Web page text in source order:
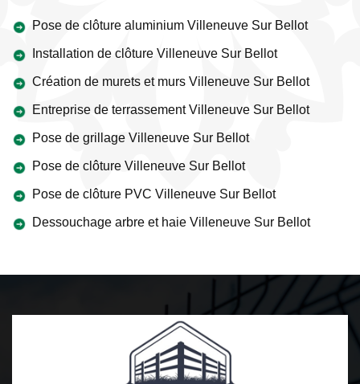
Pose de clôture aluminium Villeneuve Sur Bellot
Installation de clôture Villeneuve Sur Bellot
Création de murets et murs Villeneuve Sur Bellot
Entreprise de terrassement Villeneuve Sur Bellot
Pose de grillage Villeneuve Sur Bellot
Pose de clôture Villeneuve Sur Bellot
Pose de clôture PVC Villeneuve Sur Bellot
Dessouchage arbre et haie Villeneuve Sur Bellot